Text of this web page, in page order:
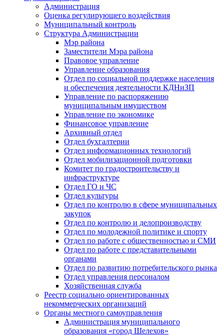
Администрация
Оценка регулирующего воздействия
Муниципальный контроль
Структура Администрации
Мэр района
Заместители Мэра района
Правовое управление
Управление образования
Отдел по социальной поддержке населения
и обеспечения деятельности КДНиЗП
Управление по распоряжению
муниципальным имуществом
Управление по экономике
Финансовое управление
Архивный отдел
Отдел бухгалтерии
Отдел информационных технологий
Отдел мобилизационной подготовки
Комитет по градостроительству и
инфраструктуре
Отдел ГО и ЧС
Отдел культуры
Отдел по контролю в сфере муниципальных
закупок
Отдел по контролю и делопроизводству
Отдел по молодежной политике и спорту
Отдел по работе с общественностью и СМИ
Отдел по работе с представительными
органами
Отдел по развитию потребительского рынка
Отдел управления персоналом
Хозяйственная служба
Реестр социально ориентированных
некоммерческих организаций
Органы местного самоуправления
Администрация муниципального
образования «город Шелехов»